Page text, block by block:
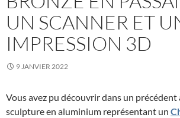
UN SCANNER ET
IMPRESSION 3D
9 JANVIER 2022
Vous avez pu découvrir dans un
sculpture en aluminium représentant un